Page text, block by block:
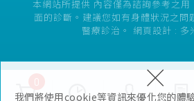
我們將使用cookie等資訊來優化您的體
×
本網站所提供 內容僅為諮詢參考之
面的診斷。建議您如有身體狀況之問
醫療診治。 網頁設計 : 多
0